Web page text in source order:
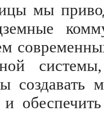
мы
создавать